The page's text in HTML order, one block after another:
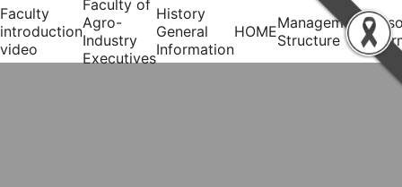
Faculty
introduction
video
Faculty of
Agro-
Industry
Executives
History
General
Information
HOMEManagement
Structure